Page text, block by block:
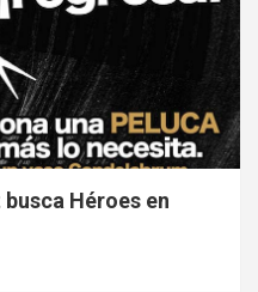
Héroes en